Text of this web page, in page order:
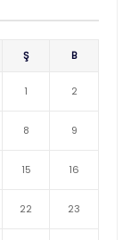
Ş B
1 2
8 9
15 16
22 23